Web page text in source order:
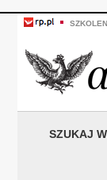
SZUKAJ